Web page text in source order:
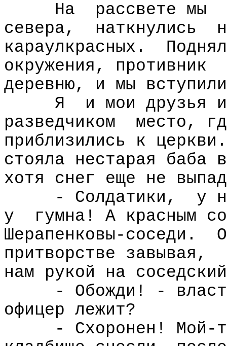
На
рассвете мы
севера,
наткнулись
караулкрасных.
окружения, противник
деревню, и мы
Я
и мои друзья
разведчиком
место,
приблизились к
стояла нестарая баба в
хотя снег еще не
- Солдатики,
у
у
гумна! А красным
Шерапенковы-соседи.
притворстве завывая,
нам рукой на
- Обожди! -
офицер лежит?
- Схоронен! Мой-